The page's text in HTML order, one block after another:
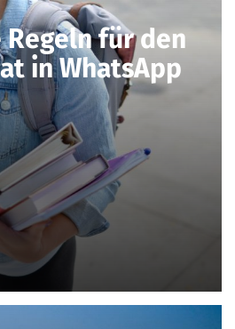
für den
in WhatsApp